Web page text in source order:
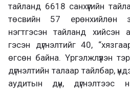
тайланд 6618 санхүүгийн
төсвийн 57 ерөнхийлөн
нэгтгэсэн тайланд хийсэн
гэсэн дүгнэлтийг 40,
өгсөн байна. Үргэлжлүүлэн
дүгнэлтийн талаар тайлбар,
аудитын дүн, дүгнэлтээс